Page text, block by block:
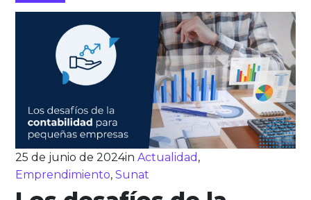
25 de junio de 2024inActualidad ,
Emprendimiento,Sunat